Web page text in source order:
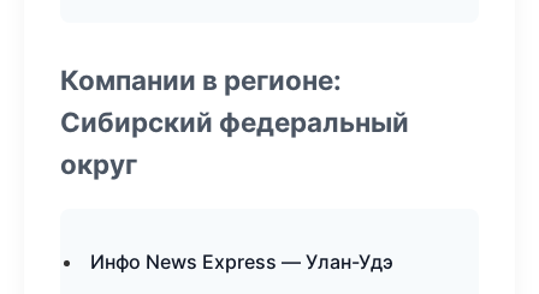
Компании в регионе:
Сибирский федеральный
округ
Инфо News Express — Улан-Удэ